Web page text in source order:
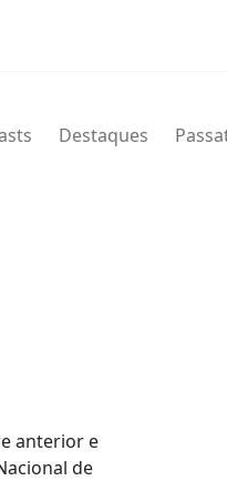
Destaques
anterior e
de